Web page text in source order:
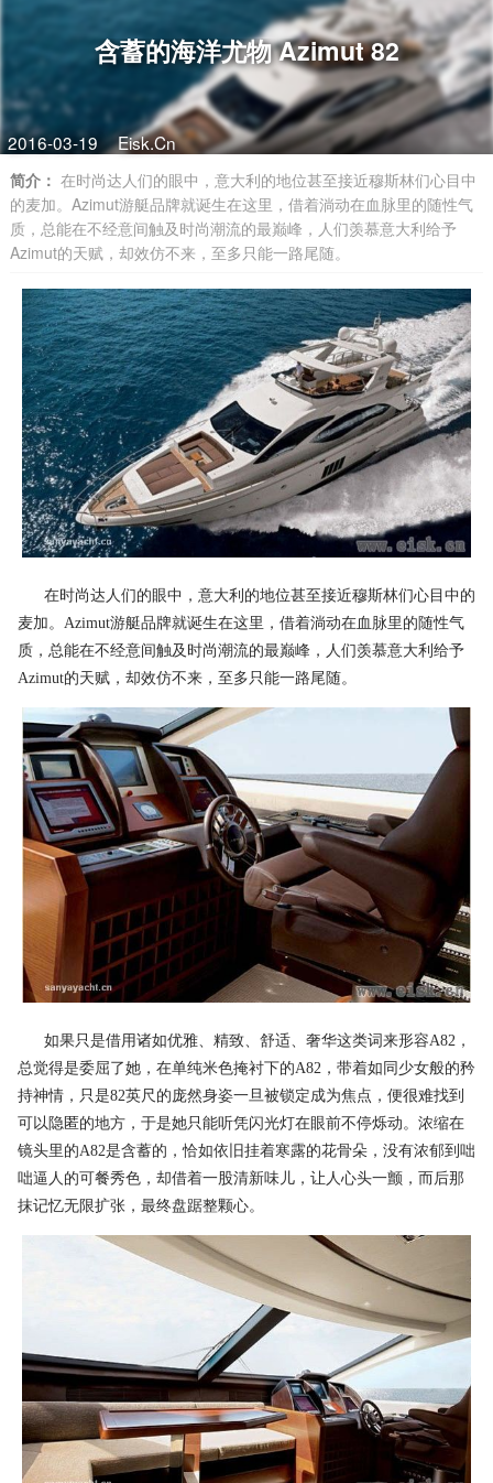
含蓄的海洋尤物 Azimut 82
2016-03-19 Eisk.Cn
简介： 在时尚达人们的眼中，意大利的地位甚至接近穆斯林们心目中
的麦加。Azimut游艇品牌就诞生在这里，借着淌动在血脉里的随性气
质，总能在不经意间触及时尚潮流的最巅峰，人们羡慕意大利给予
Azimut的天赋，却效仿不来，至多只能一路尾随。
在时尚达人们的眼中，意大利的地位甚至接近穆斯林们心目中的
麦加。Azimut游艇品牌就诞生在这里，借着淌动在血脉里的随性气
质，总能在不经意间触及时尚潮流的最巅峰，人们羡慕意大利给予
Azimut的天赋，却效仿不来，至多只能一路尾随。
如果只是借用诸如优雅、精致、舒适、奢华这类词来形容A82，
总觉得是委屈了她，在单纯米色掩衬下的A82，带着如同少女般的矜
持神情，只是82英尺的庞然身姿一旦被锁定成为焦点，便很难找到
可以隐匿的地方，于是她只能听凭闪光灯在眼前不停烁动。浓缩在
镜头里的A82是含蓄的，恰如依旧挂着寒露的花骨朵，没有浓郁到咄
咄逼人的可餐秀色，却借着一股清新味儿，让人心头一颤，而后那
抹记忆无限扩张，最终盘踞整颗心。